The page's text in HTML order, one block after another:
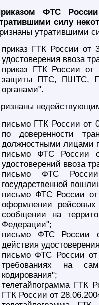
ФТС
силу
утратившими
приказ ГТК России
удостоверения ввоза
приказ ГТК России
защиты ПТС, ПШТС,
органами".
письмо ГТК России от
по доверенности
должностными лицами
письмо ФТС России
удостоверений ввоза
письмо ФТС
государственной
письмо ФТС России
оформлении
сообщении на
Федерации";
письмо ФТС России
действия
письмо ФТС России
требованиях на
кодирования";
телетайпограмма ГТК
ГТК России от